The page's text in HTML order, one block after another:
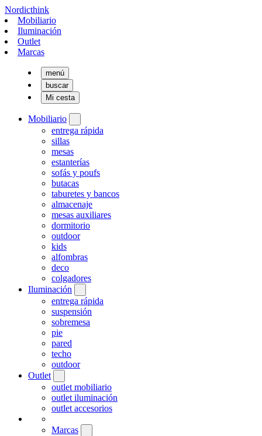
Nordicthink
Mobiliario
Iluminación
Outlet
Marcas
menú
buscar
Mi cesta
Mobiliario
entrega rápida
sillas
mesas
estanterías
sofás y poufs
butacas
taburetes y bancos
almacenaje
mesas auxiliares
dormitorio
outdoor
kids
alfombras
deco
colgadores
Iluminación
entrega rápida
suspensión
sobremesa
pie
pared
techo
outdoor
Outlet
outlet mobiliario
outlet iluminación
outlet accesorios
Marcas